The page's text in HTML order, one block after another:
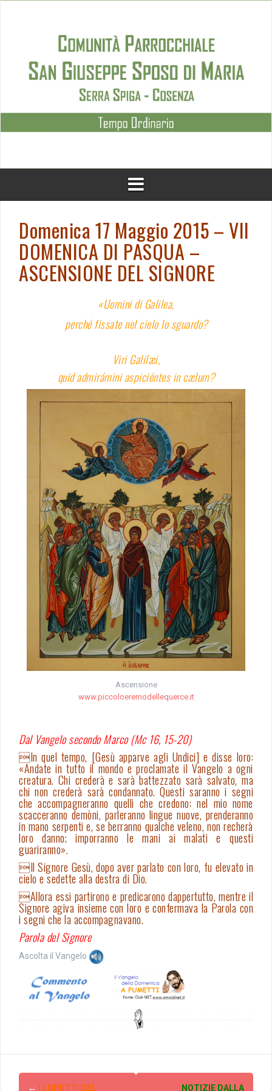
Domenica 17 Maggio 2015 – VII
DOMENICA DI PASQUA –
ASCENSIONE DEL SIGNORE
«Uomini di Galilea,
perché fissate nel cielo lo sguardo?
Viri Galilæi,
quid admirámini aspiciéntes in cælum?
Ascensione
www.piccoloeremodellequerce.it
Dal Vangelo secondo Marco (Mc 16, 15-20)
In quel tempo, [Gesù apparve agli Undici] e disse loro:
«Andate in tutto il mondo e proclamate il Vangelo a ogni
creatura. Chi crederà e sarà battezzato sarà salvato, ma
chi non crederà sarà condannato. Questi saranno i segni
che accompagneranno quelli che credono: nel mio nome
scacceranno demòni, parleranno lingue nuove, prenderanno
in mano serpenti e, se berranno qualche veleno, non recherà
loro danno; imporranno le mani ai malati e questi
guariranno».
Il Signore Gesù, dopo aver parlato con loro, fu elevato in
cielo e sedette alla destra di Dio.
Allora essi partirono e predicarono dappertutto, mentre il
Signore agiva insieme con loro e confermava la Parola con
i segni che la accompagnavano.
Parola del Signore
Ascolta il Vangelo
Post
← I LUPETTI DEL NOTIZIE DALLA